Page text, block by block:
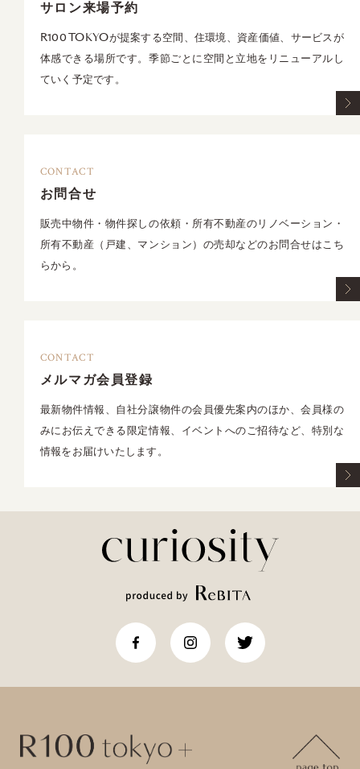
サロン来場予約
R100 TOKYOが提案する空間、住環境、資産価値、サービスが
体感できる場所です。季節ごとに空間と立地をリニューアルし
ていく予定です。
CONTACT
お問合せ
販売中物件・物件探しの依頼・所有不動産のリノベーション・
所有不動産（戸建、マンション）の売却などのお問合せはこち
らから。
CONTACT
メルマガ会員登録
最新物件情報、自社分譲物件の会員優先案内のほか、会員様の
みにお伝えできる限定情報、イベントへのご招待など、特別な
情報をお届けいたします。